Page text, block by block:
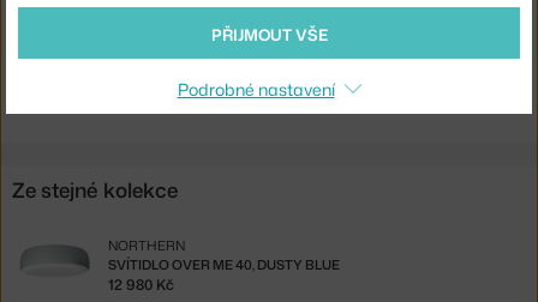
EAN
7090018216763
Shopping from the EU? Switch toOver Me 40, black
Ze stejné kolekce
SVÍTIDLO OVER ME 40, DUSTY BLUE
NORTHERN
12 980 Kč
PŘIJMOUT VŠE
Podrobné nastavení